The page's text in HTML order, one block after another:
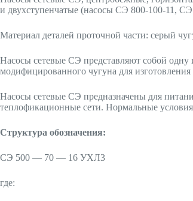
и двухступенчатые (насосы СЭ 800-100-11,
Материал деталей проточной части: серый
Насосы сетевые СЭ представляют собой одну
модифицированного чугуна для
Насосы сетевые СЭ предназначены для
теплофикационные сети. Нормальные
Структура обозначения:
СЭ 500 — 70 — 16 УХЛ3
где: